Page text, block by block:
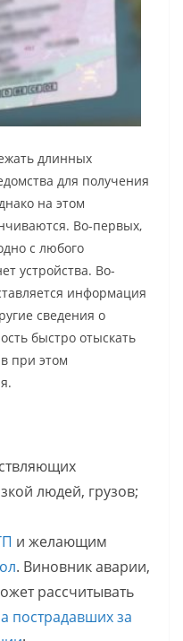
длинных
для получения
на этом
Во-первых,
с любого
устройства. Во-
информация
сведения о
быстро отыскать
при этом
людей, грузов;
и желающим
. Виновник аварии,
рассчитывать
пострадавших за